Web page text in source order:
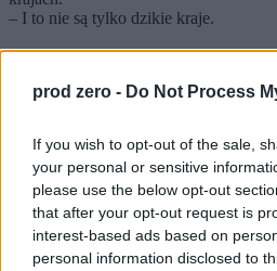
prod zero - Do Not Process
If you wish to opt-out of the sale,
your personal or sensitive
please use the below opt-out
that after your opt-out request is
interest-based ads based on
personal information disclosed to
– I to nie są tylko dzikie kraje.
01 kwietnia 19:07
zmieniło się m.in. za sprawą
– Z punktu widzenia szacunku dla
Boga nasz papież mówi: to nie jest
papież Franciszek, zmieniając